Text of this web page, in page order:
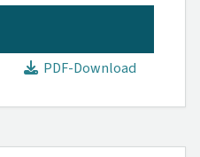
PDF-Download